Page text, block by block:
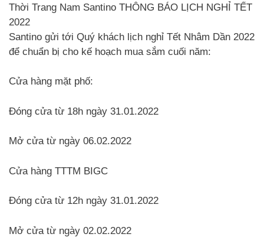
Thời Trang Nam Santino THÔNG BÁO LỊCH NGHỈ TẾT
2022
Santino gửi tới Quý khách lịch nghỉ Tết Nhâm Dần 2022
để chuẩn bị cho kế hoạch mua sắm cuối năm:
Cửa hàng mặt phố:
Đóng cửa từ 18h ngày 31.01.2022
Mở cửa từ ngày 06.02.2022
Cửa hàng TTTM BIGC
Đóng cửa từ 12h ngày 31.01.2022
Mở cửa từ ngày 02.02.2022